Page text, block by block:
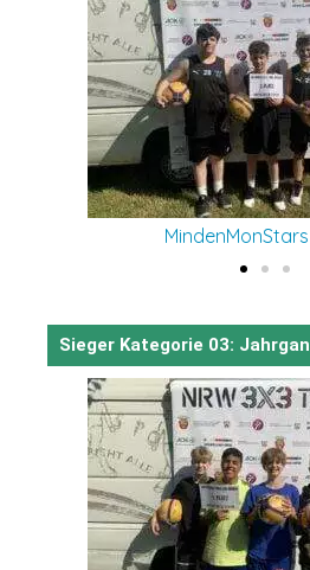
MindenMonStars
Sieger Kategorie 03: